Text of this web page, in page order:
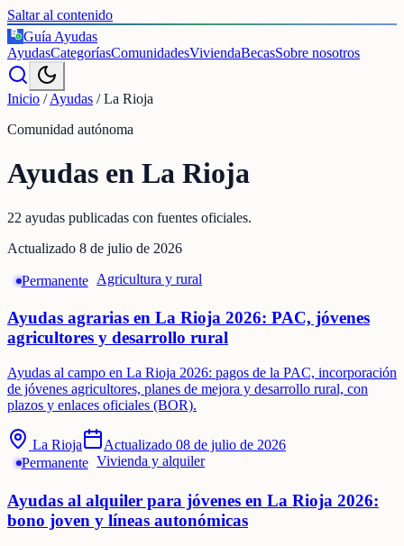
Saltar al contenido
€
Guía Ayudas
AyudasCategoríasComunidadesViviendaBecasSobre nosotros
Inicio /Ayudas /La Rioja
Comunidad autónoma
Ayudas en La Rioja
22 ayudas publicadas con fuentes oficiales.
Actualizado 8 de julio de 2026
Permanente Agricultura y rural
Ayudas agrarias en La Rioja 2026: PAC, jóvenes
agricultores y desarrollo rural
Ayudas al campo en La Rioja 2026: pagos de la PAC, incorporación
de jóvenes agricultores, planes de mejora y desarrollo rural, con
plazos y enlaces oficiales (BOR).
La Rioja Actualizado 08 de julio de 2026
Permanente Vivienda y alquiler
Ayudas al alquiler para jóvenes en La Rioja 2026:
bono joven y líneas autonómicas